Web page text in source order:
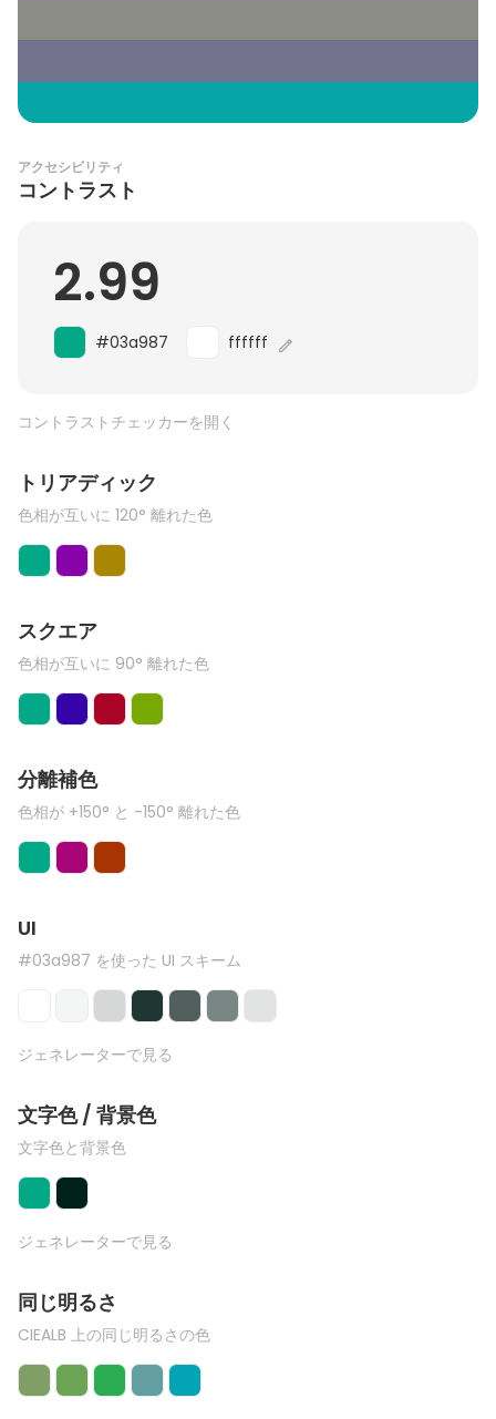
アクセシビリティ
コントラスト
2.99
#03a987 ffffff
コントラストチェッカーを開く
トリアディック
色相が互いに 120° 離れた色
スクエア
色相が互いに 90° 離れた色
分離補色
色相が +150° と -150° 離れた色
UI
#03a987 を使った UI スキーム
ジェネレーターで見る
文字色 / 背景色
文字色と背景色
ジェネレーターで見る
同じ明るさ
CIEALB 上の同じ明るさの色